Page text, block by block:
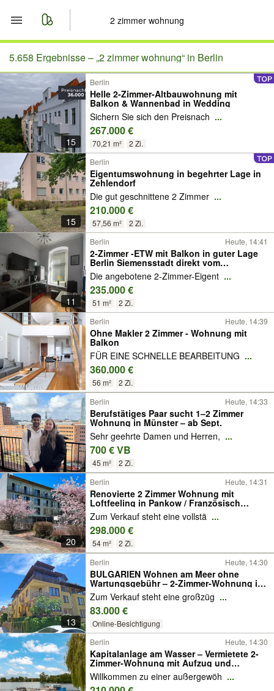
Start
Merkliste
Nachrichten
Anzeige aufgeben
5.658 Ergebnisse –„2 zimmer wohnung“ in Berlin
15
Berlin
Helle 2-Zimmer-Altbauwohnung mit
Balkon & Wannenbad in Wedding
Sichern Sie sich den Preisnach ...
267.000 €
70,21 m² 2 Zi.
15
Berlin
Eigentumswohnung in begehrter Lage in
Zehlendorf
Die gut geschnittene 2 Zimmer ...
210.000 €
57,56 m² 2 Zi.
11
Berlin Heute, 14:41
2-Zimmer -ETW mit Balkon in guter Lage
Berlin Siemensstadt direkt vom
Eigentümer
Die angebotene 2-Zimmer-Eigent ...
235.000 €
51 m²
2 Zi.
Berlin
Heute, 14:39
Ohne Makler 2 Zimmer - Wohnung mit
Balkon
FÜR EINE SCHNELLE BEARBEITUNG ...
360.000 €
56 m²
2 Zi.
Berlin
Heute, 14:33
Berufstätiges Paar sucht 1–2 Zimmer
Wohnung in Münster – ab Sept.
Sehr geehrte Damen und Herren, ...
700 € VB
45 m² 2 Zi.
20
Berlin Heute, 14:31
Renovierte 2 Zimmer Wohnung mit
Loftfeeling in Pankow / Französisch
Buchholz
Zum Verkauf steht eine vollstä ...
298.000 €
54 m² 2 Zi.
13
Berlin Heute, 14:30
BULGARIEN Wohnen am Meer ohne
Wartungsgebühr – 2-Zimmer-Wohnung in
Sveti Vlas
Zum Verkauf steht eine großzüg ...
83.000 €
Online-Besichtigung
Berlin Heute, 14:30
Kapitalanlage am Wasser – Vermietete 2-
Zimmer-Wohnung mit Aufzug und
Tiefgaragenstellplatz
Willkommen zu einer außergewöh ...